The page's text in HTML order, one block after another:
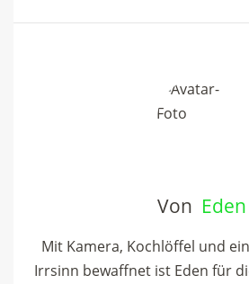
Von Eden
Mit Kamera, Kochlöffel und
Irrsinn bewaffnet ist Eden für